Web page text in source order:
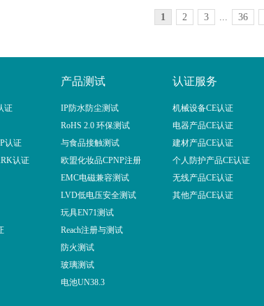
1 2 3 ... 36
证
认证
认证
产品测试
IP防水防尘测试
RoHS 2.0 环保测试
与食品接触测试
欧盟化妆品CPNP注册
EMC电磁兼容测试
LVD低电压安全测试
玩具EN71测试
Reach注册与测试
防火测试
玻璃测试
电池UN38.3
认证服务
机械设备CE认证
电器产品CE认证
建材产品CE认证
个人防护产品CE认证
无线产品CE认证
其他产品CE认证